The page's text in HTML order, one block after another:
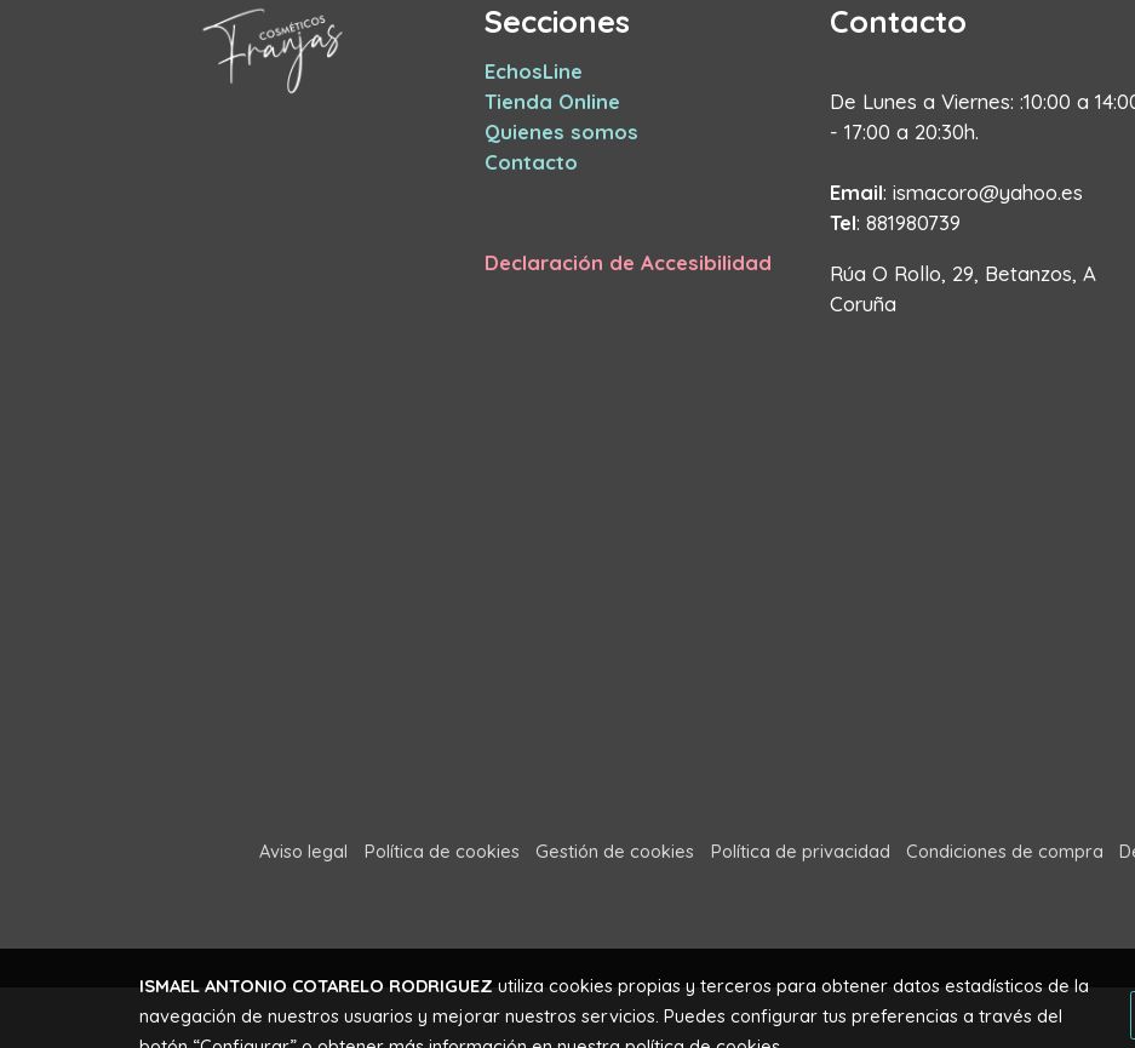
Secciones
EchosLine
Tienda Online
Quienes somos
Contacto
Declaración de Accesibilidad
Contacto
De Lunes a Viernes: :10:00 a
- 17:00 a 20:30h.
Email: ismacoro@yahoo.es
Tel: 881980739
Rúa O Rollo, 29, Betanzos, A
Coruña
Aviso legal Política de cookies Gestión de cookies Política de privacidad Condiciones de compra
ISMAEL ANTONIO COTARELO RODRIGUEZ utiliza cookies propias y terceros para obtener datos estadísticos de la
navegación de nuestros usuarios y mejorar nuestros servicios. Puedes configurar tus preferencias a través del